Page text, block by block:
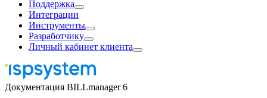
Поддержка
Интеграции
Инструменты
Разработчику
Личный кабинет клиента
Документация BILLmanager 6